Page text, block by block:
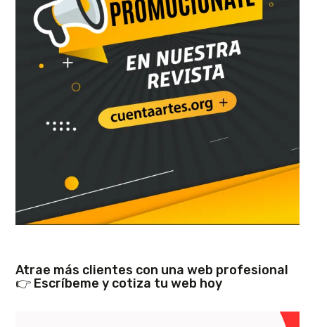
Atrae más clientes con una web profesional
👉 Escríbeme y cotiza tu web hoy